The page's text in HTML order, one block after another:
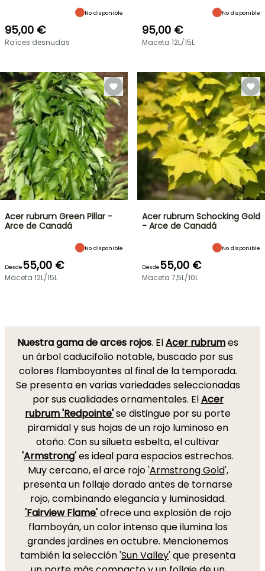
No disponible
95,00 €
Raíces desnudas
No disponible
95,00 €
Maceta 12L/15L
Acer rubrum Green Pillar -
Arce de Canadá
No disponible
Desde55,00 €
Maceta 12L/15L
Acer rubrum Schocking Gold
- Arce de Canadá
No disponible
Desde55,00 €
Maceta 7,5L/10L
Nuestra gama de arces rojos. ElAcer rubrumes
un árbol caducifolio notable, buscado por sus
colores flamboyantes al final de la temporada.
Se presenta en varias variedades seleccionadas
por sus cualidades ornamentales. ElAcer
rubrum 'Redpointe'se distingue por su porte
piramidal y sus hojas de un rojo luminoso en
otoño. Con su silueta esbelta, el cultivar
'Armstrong'es ideal para espacios estrechos.
Muy cercano, el arce rojo 'Armstrong Gold',
presenta un follaje dorado antes de tornarse
rojo, combinando elegancia y luminosidad.
'Fairview Flame'ofrece una explosión de rojo
flamboyán, un color intenso que ilumina los
grandes jardines en octubre. Mencionemos
también la selección 'Sun Valley' que presenta